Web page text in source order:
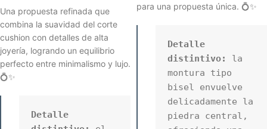
Una propuesta refinada que
combina la suavidad del corte
cushion con detalles de alta
joyería, logrando un equilibrio
perfecto entre minimalismo y lujo.
💍✨
Detalle
para una propuesta única. 💍✨
Detalle
distintivo:
la
montura tipo
bisel envuelve
delicadamente la
piedra central,